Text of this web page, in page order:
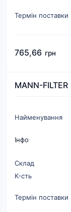
Термін поставки
765,66 грн
MANN-FILTER
Найменування
Інфо
Склад
К-cть
Термін поставки